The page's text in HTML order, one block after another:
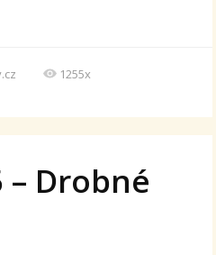
1255x
– Drobné